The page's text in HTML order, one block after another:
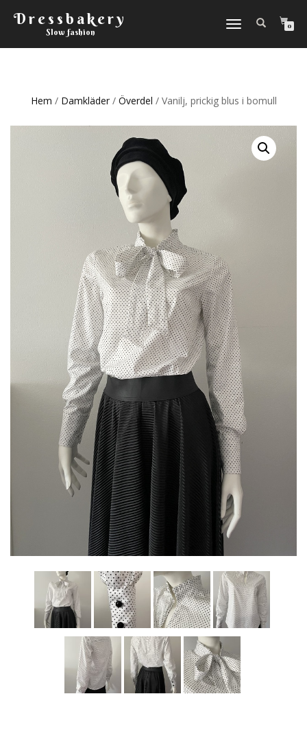
Dressbakery
Slow fashion
Slå
navigering
0
Hem / Damkläder/ Överdel / Vanilj, prickig blus i bomull